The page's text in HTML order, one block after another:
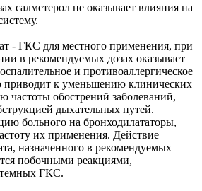
салметерол не оказывает влияния на
- ГКС для местного применения, при
в рекомендуемых дозах оказывает
и противоаллергическое
приводит к уменьшению клинических
обострений заболеваний,
дыхательных путей.
больного на бронходилататоры,
их применения. Действие
назначенного в рекомендуемых
побочными реакциями,
ГКС.